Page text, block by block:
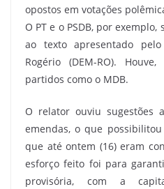
opostos em votações
O PT e o PSDB, por
ao texto apresentado
Rogério (DEM-RO).
partidos como o MDB.
O relator ouviu sugestões
emendas, o que
que até ontem (16) eram
esforço feito foi para
provisória, com a